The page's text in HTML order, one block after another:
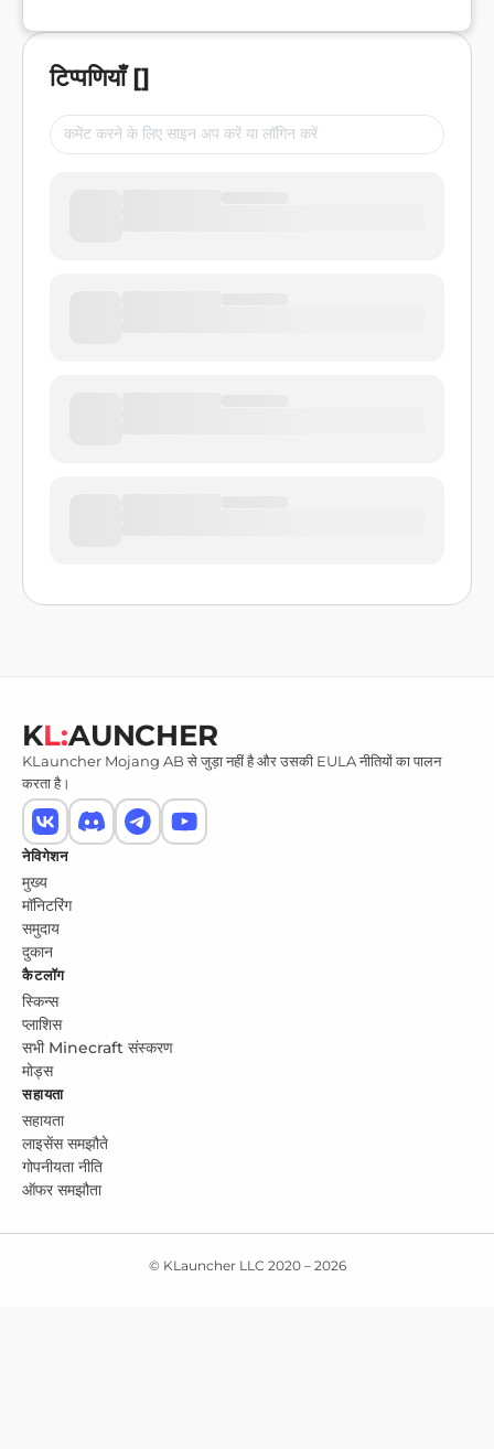
टिप्पणियाँ[]
KL:AUNCHER
KLauncher Mojang AB से जुड़ा नहीं है और उसकी EULA नीतियों का पालन
करता है।
नेविगेशन
मुख्य
मॉनिटरिंग
समुदाय
दुकान
कैटलॉग
स्किन्स
प्लाशिस
सभी Minecraft संस्करण
मोड्स
सहायता
सहायता
लाइसेंस समझौते
गोपनीयता नीति
ऑफर समझौता
© KLauncher LLC 2020 – 2026